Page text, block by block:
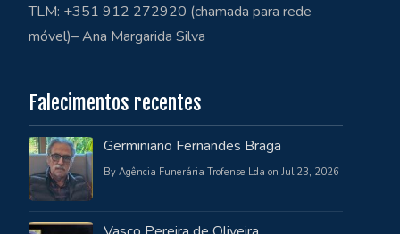
TLM: +351 912 272920 (chamada para rede
móvel)– Ana Margarida Silva
Falecimentos recentes
Germiniano Fernandes Braga
By Agência Funerária Trofense Lda on Jul 23, 2026